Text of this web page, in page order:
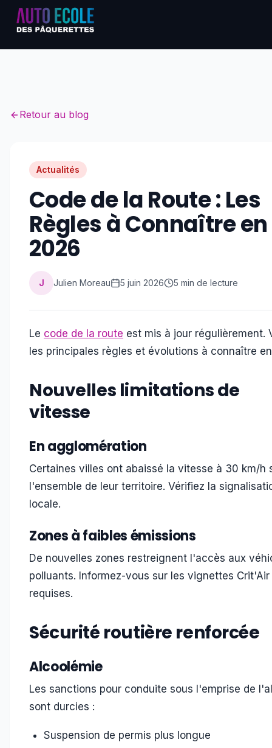
Boîte Auto - SANS CODE
Boîte Manuelle + CODE
Boîte Auto + CODE
Prestations à l’unité
Permis Accompagné
01 46 49 38 90
Retour au blog
Actualités
Code de la Route : Les
Règles à Connaître en
2026
J Julien Moreau 5 juin 2026 5 min de lecture
Le code de la route est mis à jour régulièrement.
les principales règles et évolutions à connaître
Nouvelles limitations de
vitesse
En agglomération
Certaines villes ont abaissé la vitesse à 30 km/h
l'ensemble de leur territoire. Vérifiez la
locale.
Zones à faibles émissions
De nouvelles zones restreignent l'accès aux
polluants. Informez-vous sur les vignettes Crit'Air
requises.
Sécurité routière renforcée
Alcoolémie
Les sanctions pour conduite sous l'emprise de
sont durcies :
Suspension de permis plus longue